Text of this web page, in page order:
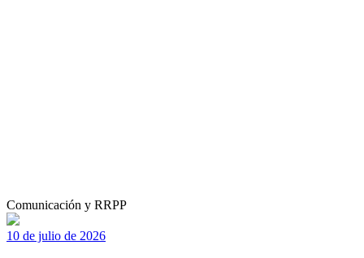
Comunicación y RRPP
10 de julio de 2026